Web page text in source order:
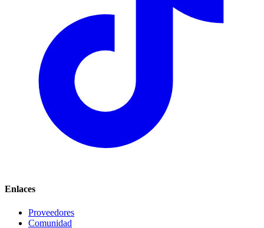
Enlaces
Proveedores
Comunidad